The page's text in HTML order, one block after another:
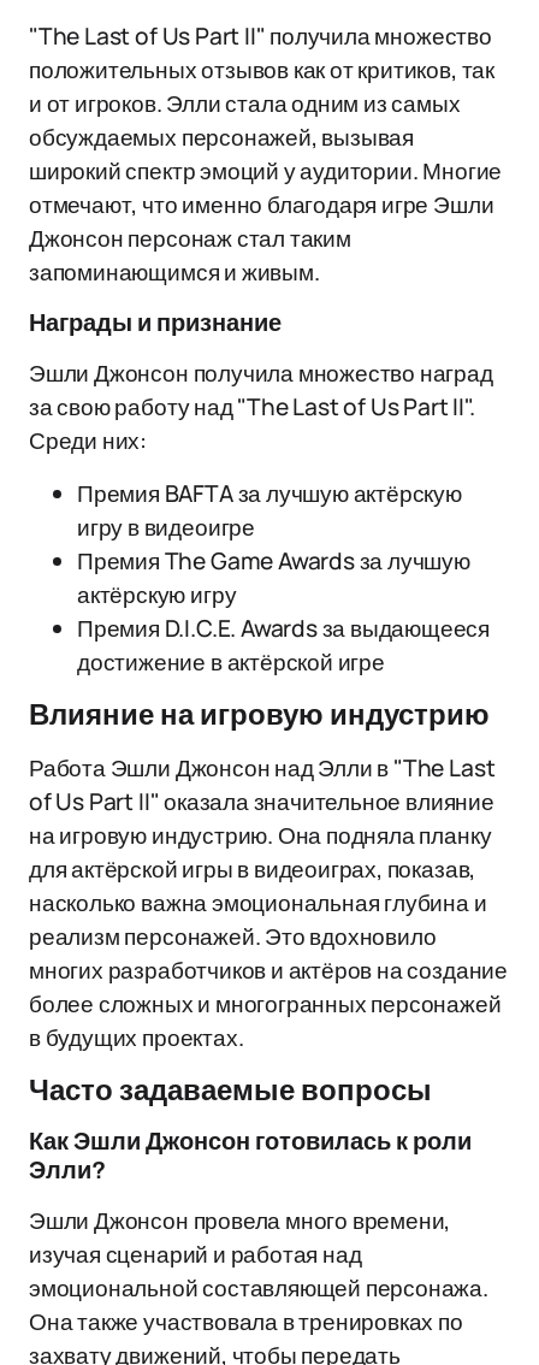
"The Last of Us Part II" получила множество
положительных отзывов как от критиков, так
и от игроков. Элли стала одним из самых
обсуждаемых персонажей, вызывая
широкий спектр эмоций у аудитории. Многие
отмечают, что именно благодаря игре Эшли
Джонсон персонаж стал таким
запоминающимся и живым.
Награды и признание
Эшли Джонсон получила множество наград
за свою работу над "The Last of Us Part II".
Среди них:
Премия BAFTA за лучшую актёрскую
игру в видеоигре
Премия The Game Awards за лучшую
актёрскую игру
Премия D.I.C.E. Awards за выдающееся
достижение в актёрской игре
Влияние на игровую индустрию
Работа Эшли Джонсон над Элли в "The Last
of Us Part II" оказала значительное влияние
на игровую индустрию. Она подняла планку
для актёрской игры в видеоиграх, показав,
насколько важна эмоциональная глубина и
реализм персонажей. Это вдохновило
многих разработчиков и актёров на создание
более сложных и многогранных персонажей
в будущих проектах.
Часто задаваемые вопросы
Как Эшли Джонсон готовилась к роли
Элли?
Эшли Джонсон провела много времени,
изучая сценарий и работая над
эмоциональной составляющей персонажа.
Она также участвовала в тренировках по
захвату движений, чтобы передать